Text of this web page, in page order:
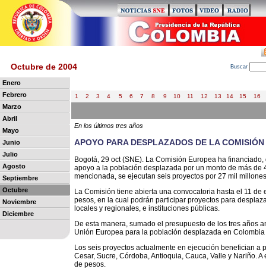
Octubre de 2004 Buscar
Enero
Febrero
Marzo
Abril
Mayo
Junio
Julio
Agosto
Septiembre
Octubre
Noviembre
Diciembre
1 2 3 4 5 6 7 8 9 10 11 12 13 14 15 16
En los últimos tres años
APOYO PARA DESPLAZADOS DE LA
Bogotá, 29 oct (SNE). La Comisión Europea ha
apoyo a la población desplazada por un monto de más
mencionada, se ejecutan seis proyectos por 27 mil
La Comisión tiene abierta una convocatoria hasta el 11
pesos, en la cual podrán participar proyectos para
locales y regionales, e instituciones públicas.
De esta manera, sumado el presupuesto de los tres años
Unión Europea para la población desplazada en
Los seis proyectos actualmente en ejecución benefician
Cesar, Sucre, Córdoba, Antioquia, Cauca, Valle y Nariño.
de pesos.